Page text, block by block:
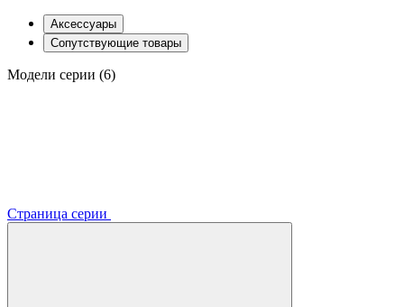
Аксессуары
Сопутствующие товары
Модели серии (6)
Страница серии